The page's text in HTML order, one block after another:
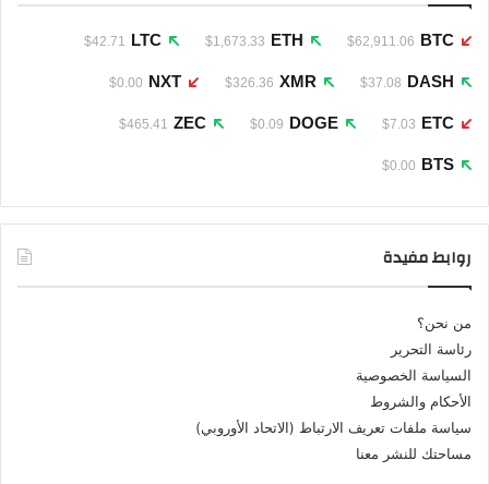
BTC
$62,911.06
ETH
$1,673.33
LTC
$42.71
DASH
$37.08
XMR
$326.36
NXT
$0.00
ETC
$7.03
DOGE
$0.09
ZEC
$465.41
BTS
$0.00
روابط مفيدة
من نحن؟
رئاسة التحرير
السياسة الخصوصية
الأحكام والشروط
سياسة ملفات تعريف الارتباط (الاتحاد الأوروبي)
مساحتك للنشر معنا